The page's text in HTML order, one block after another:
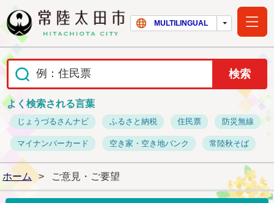
常陸太田市ホー
MULTILINGUAL
よく検索される言葉
じょうづるさんナビ ふるさと納税 住民票 防災無線
マイナンバーカード 空き家・空き地バンク 常陸秋そば
ホーム > ご意見・ご要望